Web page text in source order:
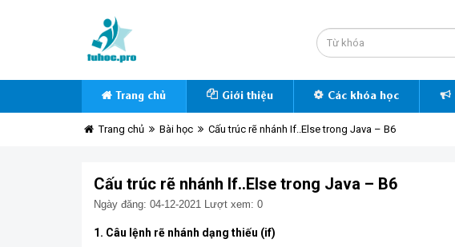
Trang chủ Giới thiệu Các khóa học
Trang chủ Bài học Cấu trúc rẽ nhánh If..Else trong Java – B6
Cấu trúc rẽ nhánh If..Else trong Java – B6
Ngày đăng: 04-12-2021 Lượt xem: 0
1. Câu lệnh rẽ nhánh dạng thiếu (if)